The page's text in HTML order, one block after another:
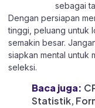
sebagai
Dengan persiapan
tinggi, peluang untuk
semakin besar.
siapkan mental untuk
seleksi.
Baca juga:
Statistik,